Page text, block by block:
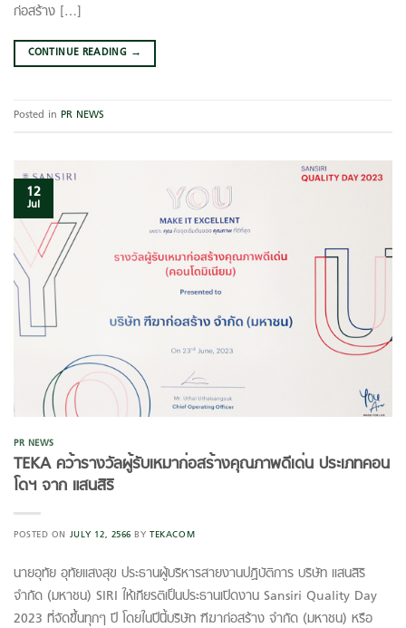
ก่อสร้าง […]
CONTINUE READING →
Posted in PR NEWS
12
Jul
PR NEWS
TEKA คว้ารางวัลผู้รับเหมาก่อสร้างคุณภาพดีเด่น ประเภทคอน
โดฯ จาก แสนสิริ
POSTED ON JULY 12, 2566 BYTEKACOM
นายอุทัย อุทัยแสงสุข ประธานผู้บริหารสายงานปฏิบัติการ บริษัท แสนสิริ
จำกัด (มหาชน) SIRI ให้เกียรติเป็นประธานเปิดงาน Sansiri Quality Day
2023 ที่จัดขึ้นทุกๆ ปี โดยในปีนี้บริษัท ฑีฆาก่อสร้าง จํากัด (มหาชน) หรือ